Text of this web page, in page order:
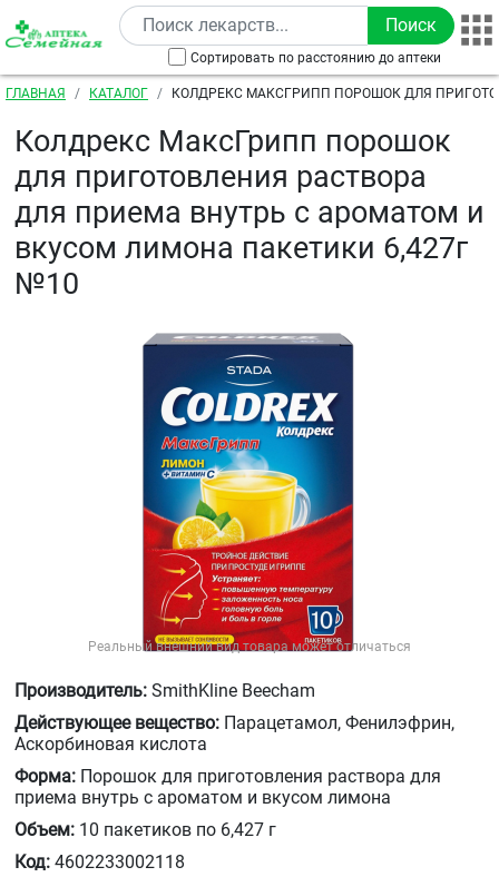
Перейти к основному содержанию
Сортировать по расстоянию до аптеки
Строка навигации
ГЛАВНАЯ КАТАЛОГ
КОЛДРЕКС МАКСГРИПП ПОРОШОК ДЛЯ
6,427Г №10
Колдрекс МаксГрипп порошок
для приготовления раствора
для приема внутрь с ароматом и
вкусом лимона пакетики 6,427г
№10
Реальный внешний вид товара может отличаться
Производитель: SmithKline Beecham
Действующее вещество: Парацетамол, Фенилэфрин,
Аскорбиновая кислота
Форма: Порошок для приготовления раствора для
приема внутрь с ароматом и вкусом лимона
Объем: 10 пакетиков по 6,427 г
Код: 4602233002118